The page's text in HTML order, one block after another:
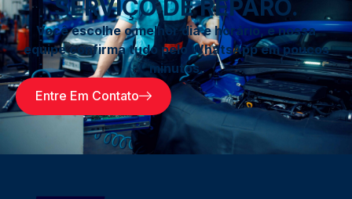
SERVIÇO DE REPARO.
Você escolhe o melhor dia e horário, e nossa
equipe confirma tudo pelo WhatsApp em poucos
minutos.
Entre Em Contato